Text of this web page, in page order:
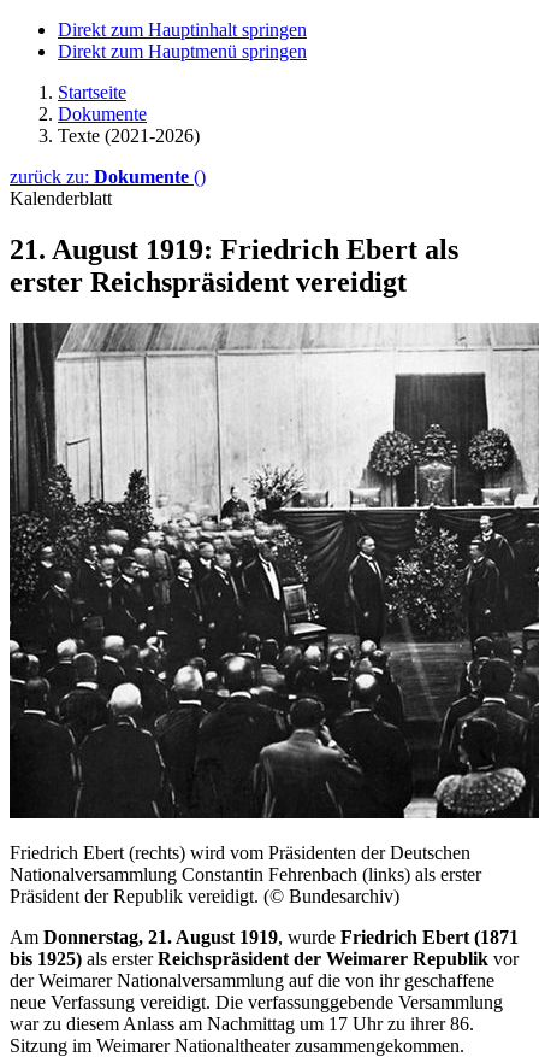
Direkt zum Hauptinhalt springen
Direkt zum Hauptmenü springen
Startseite
Dokumente
Texte (2021-2026)
zurück zu: Dokumente ()
Kalenderblatt
21. August 1919: Friedrich Ebert als
erster Reichspräsident vereidigt
Friedrich Ebert (rechts) wird vom Präsidenten der Deutschen
Nationalversammlung Constantin Fehrenbach (links) als erster
Präsident der Republik vereidigt. (© Bundesarchiv)
Am Donnerstag, 21. August 1919, wurde Friedrich Ebert (1871
bis 1925) als ersterReichspräsident der Weimarer Republik vor
der Weimarer Nationalversammlung auf die von ihr geschaffene
neue Verfassung vereidigt. Die verfassunggebende Versammlung
war zu diesem Anlass am Nachmittag um 17 Uhr zu ihrer 86.
Sitzung im Weimarer Nationaltheater zusammengekommen.